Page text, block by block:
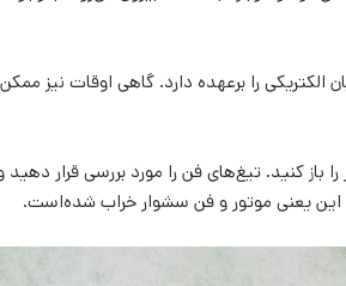
را برعهده دارد. گاهی اوقات نیز
کنید. تیغ‌های فن را مورد بررسی قرار دهید
این یعنی موتور و فن سشوار خراب شده‌است.